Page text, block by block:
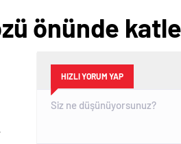
önünde
HIZLI YORUM YAP